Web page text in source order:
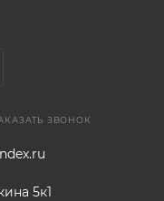
ЗВОНОК
5к1